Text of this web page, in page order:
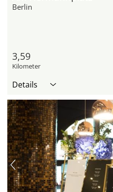
Berlin
3,59
Kilometer
Details